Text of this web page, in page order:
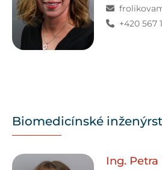
+420 567
Biomedicínské
Ing. Petra